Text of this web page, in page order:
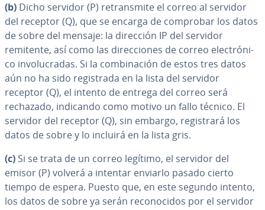
(b) Dicho servidor (P) re­tra­n­s­mi­te el correo al servidor
del receptor (Q), que se encarga de comprobar los datos
de sobre del mensaje: la dirección IP del servidor
remitente, así como las di­re­c­cio­nes de correo ele­c­tró­ni­
co in­vo­lu­cra­das. Si la co­m­bi­na­ción de estos tres datos
aún no ha sido re­gi­s­tra­da en la lista del servidor
receptor (Q), el intento de entrega del correo será
rechazado, indicando como motivo un fallo técnico. El
servidor del receptor (Q), sin embargo, re­gi­s­tra­rá los
datos de sobre y lo incluirá en la lista gris.
(c) Si se trata de un correo legítimo, el servidor del
emisor (P) volverá a intentar enviarlo pasado cierto
tiempo de espera. Puesto que, en este segundo intento,
los datos de sobre ya serán re­co­no­ci­dos por el servidor